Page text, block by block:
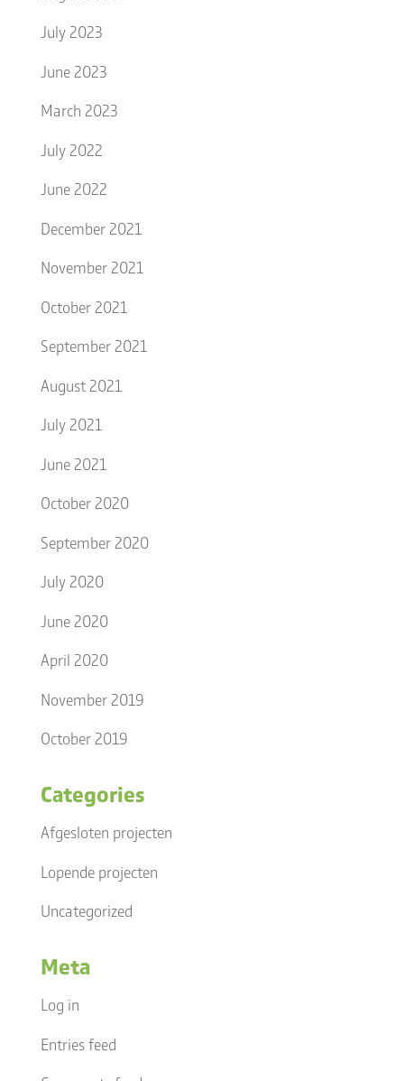
July 2023
June 2023
March 2023
July 2022
June 2022
December 2021
November 2021
October 2021
September 2021
August 2021
July 2021
June 2021
October 2020
September 2020
July 2020
June 2020
April 2020
November 2019
October 2019
Categories
Afgesloten projecten
Lopende projecten
Uncategorized
Meta
Log in
Entries feed